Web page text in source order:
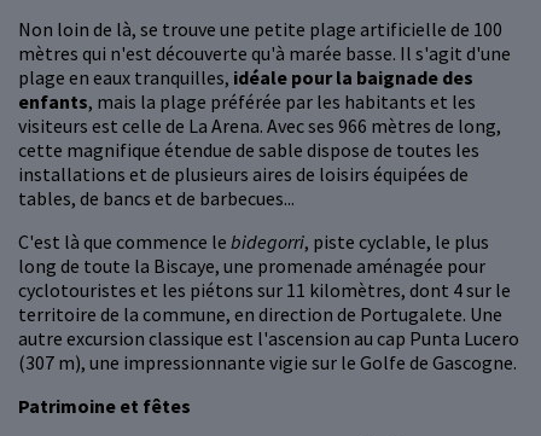
Non loin de là, se trouve une petite plage artificielle de 100
mètres qui n'est découverte qu'à marée basse. Il s'agit d'une
plage en eaux tranquilles, idéale pour la baignade des
enfants, mais la plage préférée par les habitants et les
visiteurs est celle de La Arena. Avec ses 966 mètres de long,
cette magnifique étendue de sable dispose de toutes les
installations et de plusieurs aires de loisirs équipées de
tables, de bancs et de barbecues...
C'est là que commence le bidegorri, piste cyclable, le plus
long de toute la Biscaye, une promenade aménagée pour
cyclotouristes et les piétons sur 11 kilomètres, dont 4 sur le
territoire de la commune, en direction de Portugalete. Une
autre excursion classique est l'ascension au cap Punta Lucero
(307 m), une impressionnante vigie sur le Golfe de Gascogne.
Patrimoine et fêtes